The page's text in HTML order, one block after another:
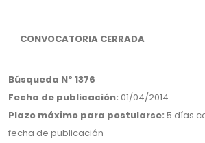
CONVOCATORIA CERRADA
Búsqueda Nº 1376
Fecha de publicación: 01/04/2014
Plazo máximo para postularse: 5 días
fecha de publicación